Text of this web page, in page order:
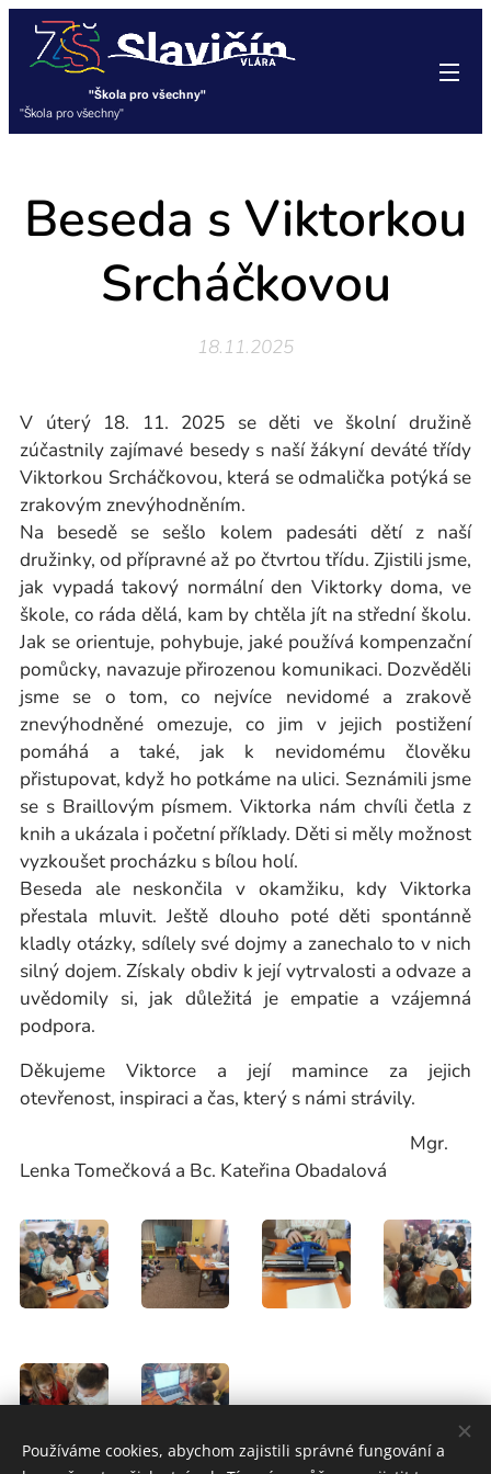
"Škola pro všechny"
"Škola pro všechny"
Beseda s Viktorkou
Srcháčkovou
18.11.2025
V úterý 18. 11. 2025 se děti ve školní družině
zúčastnily zajímavé besedy s naší žákyní deváté třídy
Viktorkou Srcháčkovou, která se odmalička potýká se
zrakovým znevýhodněním.
Na besedě se sešlo kolem padesáti dětí z naší
družinky, od přípravné až po čtvrtou třídu. Zjistili jsme,
jak vypadá takový normální den Viktorky doma, ve
škole, co ráda dělá, kam by chtěla jít na střední školu.
Jak se orientuje, pohybuje, jaké používá kompenzační
pomůcky, navazuje přirozenou komunikaci. Dozvěděli
jsme se o tom, co nejvíce nevidomé a zrakově
znevýhodněné omezuje, co jim v jejich postižení
pomáhá a také, jak k nevidomému člověku
přistupovat, když ho potkáme na ulici. Seznámili jsme
se s Braillovým písmem. Viktorka nám chvíli četla z
knih a ukázala i početní příklady. Děti si měly možnost
vyzkoušet procházku s bílou holí.
Beseda ale neskončila v okamžiku, kdy Viktorka
přestala mluvit. Ještě dlouho poté děti spontánně
kladly otázky, sdílely své dojmy a zanechalo to v nich
silný dojem. Získaly obdiv k její vytrvalosti a odvaze a
uvědomily si, jak důležitá je empatie a vzájemná
podpora.
Děkujeme Viktorce a její mamince za jejich
otevřenost, inspiraci a čas, který s námi strávily.
Mgr.
Lenka Tomečková a Bc. Kateřina Obadalová
Používáme cookies, abychom zajistili správné fungování a